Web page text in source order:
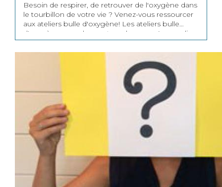
Besoin de respirer, de retrouver de l'oxygène dans
le tourbillon de votre vie ? Venez-vous ressourcer
aux ateliers bulle d'oxygène! Les ateliers bulle
d'oxygène vous donnent rendez-vous 4 samedis
après-midi sur l'année pour prendre du temps
pour vous. Ces ateliers seront l'occasion de
s'arrêter, de faire un stop et de s'aérer l'esprit en
explorant les thèmes suivants : Développer la
confiance en soi. Osez dire non ! Développer sa
sérénité grâce aux émotions. Mieux comprendre
le conflit afin de le désamorcer. Dates des
prochains ateliers Aucune date n'est prévue pour
l'instant à cause de la crise sanitaire. Animatrice
Florence Castiaux, économiste, coach d'entreprise
et coach de vie, Aurore Verstraeten, sociologue,
formatrice et coach de vie. Elles sont toutes les
deux passionnées de projets et de créativité.